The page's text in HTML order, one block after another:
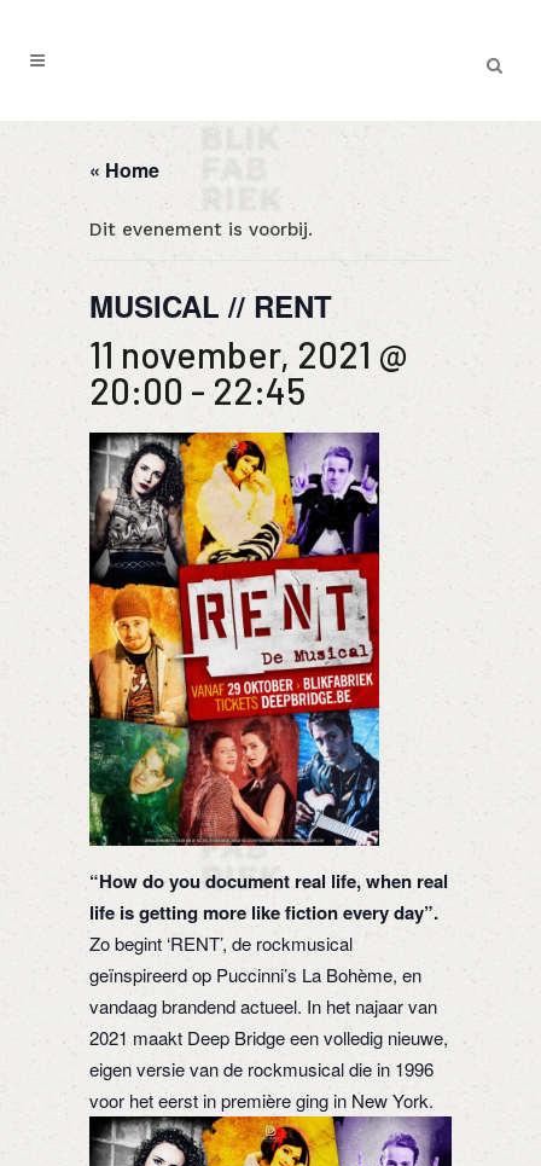
« Home
Dit evenement is voorbij.
MUSICAL // RENT
11 november, 2021 @
20:00 -22:45
“How do you document real life, when real
life is getting more like fiction every day”.
Zo begint ‘RENT’, de rockmusical
geïnspireerd op Puccinni’s La Bohème, en
vandaag brandend actueel. In het najaar van
2021 maakt Deep Bridge een volledig nieuwe,
eigen versie van de rockmusical die in 1996
voor het eerst in première ging in New York.